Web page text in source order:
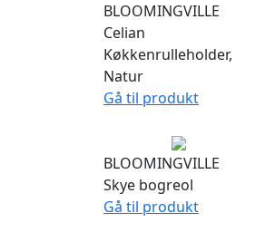
BLOOMINGVILLE
Celian
Køkkenrulleholder,
Natur
Gå til produkt
BLOOMINGVILLE
Skye bogreol
Gå til produkt